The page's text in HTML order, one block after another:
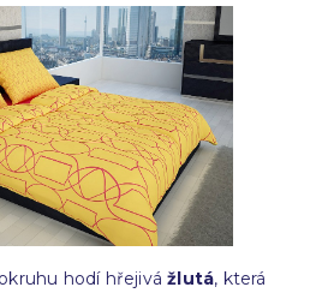
hodí hřejivážlutá, která